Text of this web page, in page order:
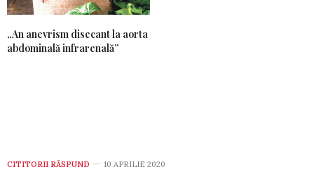
„An anevrism disecant la aorta
abdominală infrarenală”
CITITORII RĂSPUND 10 APRILIE 2020